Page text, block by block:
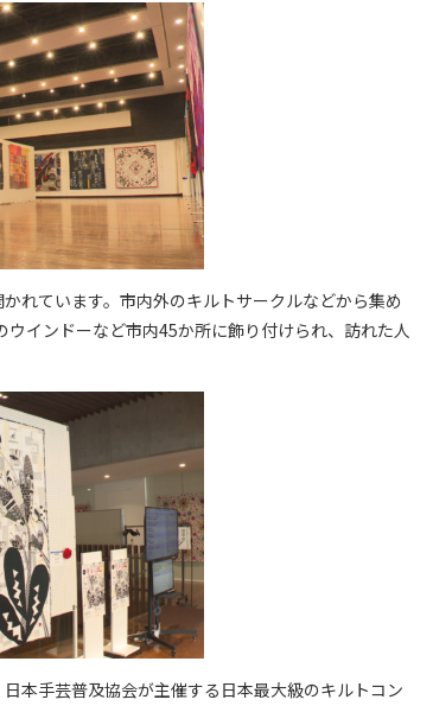
れています。市内外のキルトサークルなどから集め
インドーなど市内45か所に飾り付けられ、訪れた人
本手芸普及協会が主催する日本最大級のキルトコン